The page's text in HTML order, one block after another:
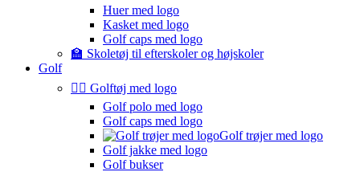
Huer med logo
Kasket med logo
Golf caps med logo
🏫 Skoletøj til efterskoler og højskoler
Golf
🏌️‍♂️ Golftøj med logo
Golf polo med logo
Golf caps med logo
Golf trøjer med logo
Golf jakke med logo
Golf bukser